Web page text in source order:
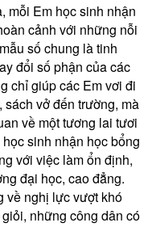
mỗi Em học sinh nhận
cảnh với những nỗi
số chung là tinh
đổi số phận của các
chỉ giúp các Em vơi đi
vở đến trường, mà
về một tương lai tươi
sinh nhận học bổng
với việc làm ổn định,
đại học, cao đẳng.
về nghị lực vượt khó
những công dân có